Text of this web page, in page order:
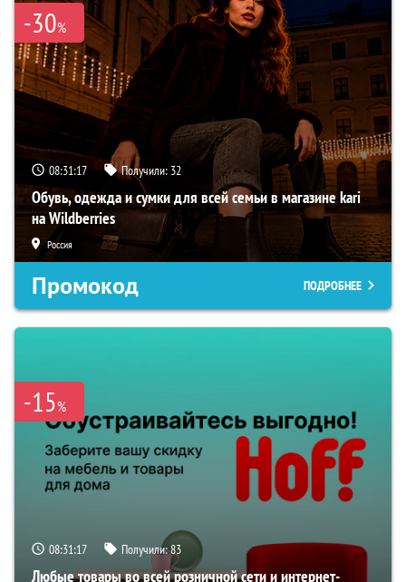
-30%
08:31:16 Получили: 32
Обувь, одежда и сумки для всей семьи в магазине kari
на Wildberries
Россия
Промокод ПОДРОБНЕЕ
-15%
08:31:16 Получили:83
Любые товары во всей розничной сети и интернет-